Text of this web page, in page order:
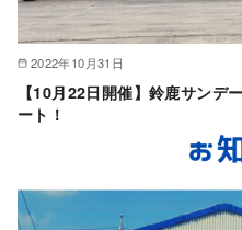
2022年10月31日
【10月22日開催】鈴鹿サンデ
ート！